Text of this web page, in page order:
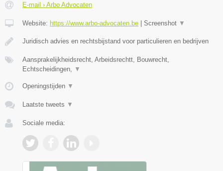
E-mail › Arbo Advocaten
Website: https://www.arbo-advocaten.be | Screenshot ▼
Juridisch advies en rechtsbijstand voor particulieren en bedrijven
Aansprakelijkheidsrecht, Arbeidsrechtt, Bouwrecht,
Echtscheidingen,
▼
Openingstijden ▼
Laatste tweets ▼
Sociale media: